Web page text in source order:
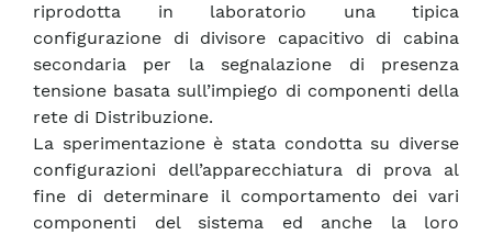
riprodotta in laboratorio una tipica
configurazione di divisore capacitivo di cabina
secondaria per la segnalazione di presenza
tensione basata sull’impiego di componenti della
rete di Distribuzione.
La sperimentazione è stata condotta su diverse
configurazioni dell’apparecchiatura di prova al
fine di determinare il comportamento dei vari
componenti del sistema ed anche la loro